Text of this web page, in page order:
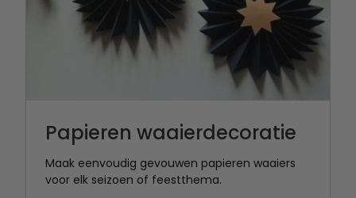
Papieren waaierdecoratie
Maak eenvoudig gevouwen papieren waaiers
voor elk seizoen of feestthema.